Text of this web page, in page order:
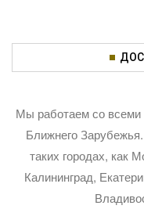
Мы работаем со всеми
Ближнего
таких городах, как
Калининград,